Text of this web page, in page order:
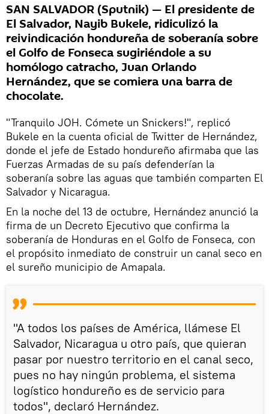
SAN SALVADOR (Sputnik) — El presidente de
El Salvador, Nayib Bukele, ridiculizó la
reivindicación hondureña de soberanía sobre
el Golfo de Fonseca sugiriéndole a su
homólogo catracho, Juan Orlando
Hernández, que se comiera una barra de
chocolate.
"Tranquilo JOH. Cómete un Snickers!", replicó
Bukele en la cuenta oficial de Twitter de Hernández,
donde el jefe de Estado hondureño afirmaba que las
Fuerzas Armadas de su país defenderían la
soberanía sobre las aguas que también comparten El
Salvador y Nicaragua.
En la noche del 13 de octubre, Hernández anunció la
firma de un Decreto Ejecutivo que confirma la
soberanía de Honduras en el Golfo de Fonseca, con
el propósito inmediato de construir un canal seco en
el sureño municipio de Amapala.
"A todos los países de América, llámese El
Salvador, Nicaragua u otro país, que quieran
pasar por nuestro territorio en el canal seco,
pues no hay ningún problema, el sistema
logístico hondureño es de servicio para
todos", declaró Hernández.